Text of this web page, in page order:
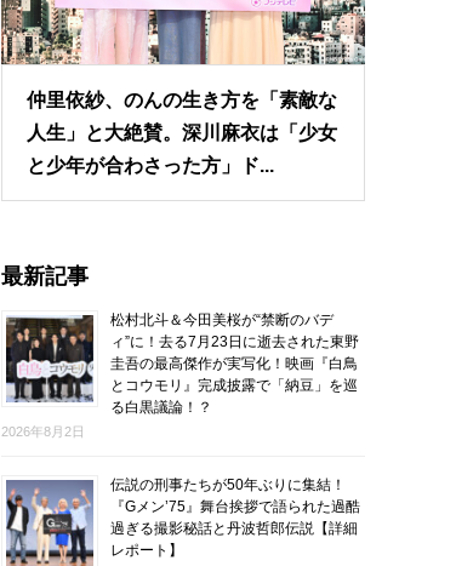
仲里依紗、のんの生き方を「素敵な
人生」と大絶賛。深川麻衣は「少女
と少年が合わさった方」ド...
最新記事
松村北斗＆今田美桜が“禁断のバデ
ィ”に！去る7月23日に逝去された東野
圭吾の最高傑作が実写化！映画『白鳥
とコウモリ』完成披露で「納豆」を巡
る白黒議論！？
2026年8月2日
伝説の刑事たちが50年ぶりに集結！
『Gメン’75』舞台挨拶で語られた過酷
過ぎる撮影秘話と丹波哲郎伝説【詳細
レポート】